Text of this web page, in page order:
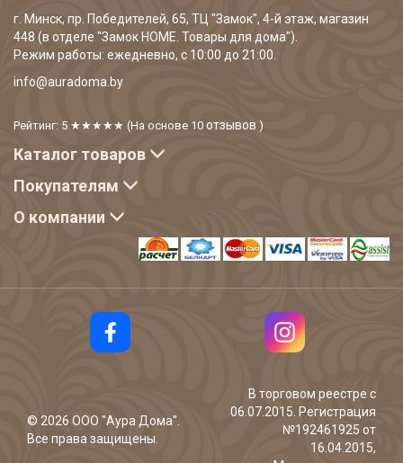
г. Минск, пр. Победителей, 65, ТЦ "Замок", 4-й этаж, магазин
448 (в отделе "Замок HOME. Товары для дома").
Режим работы: ежедневно, с 10:00 до 21:00.
info@auradoma.by
Рейтинг: 5 ★★★★★ (На основе 10 отзывов )
Каталог товаров
Покупателям
О компании
© 2026 ООО "Аура Дома".
Все права защищены.
В торговом реестре с
06.07.2015. Регистрация
№192461925 от
16.04.2015,